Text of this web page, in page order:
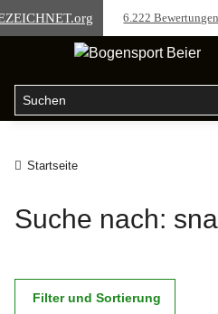
.org 6.222 Bewertungen
Startseite
Suche nach:
Filter und Sortierung